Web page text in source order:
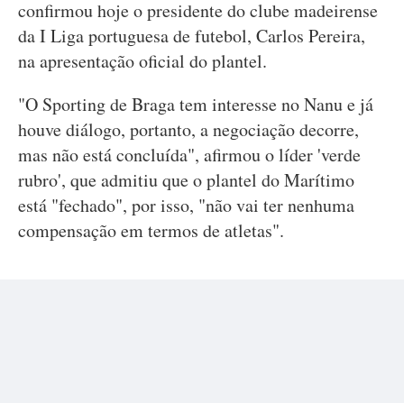
confirmou hoje o presidente do clube madeirense
da I Liga portuguesa de futebol, Carlos Pereira,
na apresentação oficial do plantel.
"O Sporting de Braga tem interesse no Nanu e já
houve diálogo, portanto, a negociação decorre,
mas não está concluída", afirmou o líder 'verde
rubro', que admitiu que o plantel do Marítimo
está "fechado", por isso, "não vai ter nenhuma
compensação em termos de atletas".